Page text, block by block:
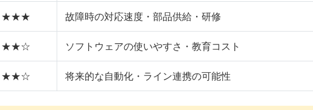
★★★ 故障時の対応速度・部品供給・研修
★★☆ ソフトウェアの使いやすさ・教育コスト
★★☆ 将来的な自動化・ライン連携の可能性